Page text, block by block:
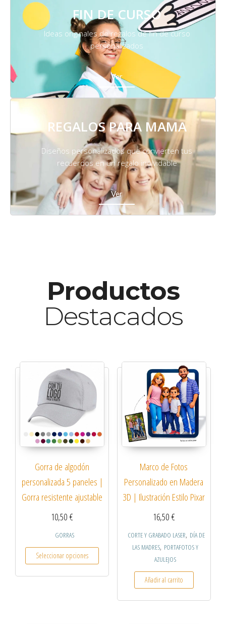
FIN DE CURSO
Ideas originales de regalos de fin de curso
personalizados
Ver
REGALOS PARA MAMA
Diseños personalizados que convierten tus
recuerdos en un regalo inolvidable
Ver
Productos
Destacados
Gorra de algodón
personalizada 5 paneles |
Gorra resistente ajustable
10,50€
GORRAS
Seleccionar opciones
Marco de Fotos
Personalizado en Madera
3D | Ilustración Estilo Pixar
16,50€
CORTE Y GRABADO LASER, DÍA DE
LAS MADRES, PORTAFOTOS Y
AZULEJOS
Añadir al carrito